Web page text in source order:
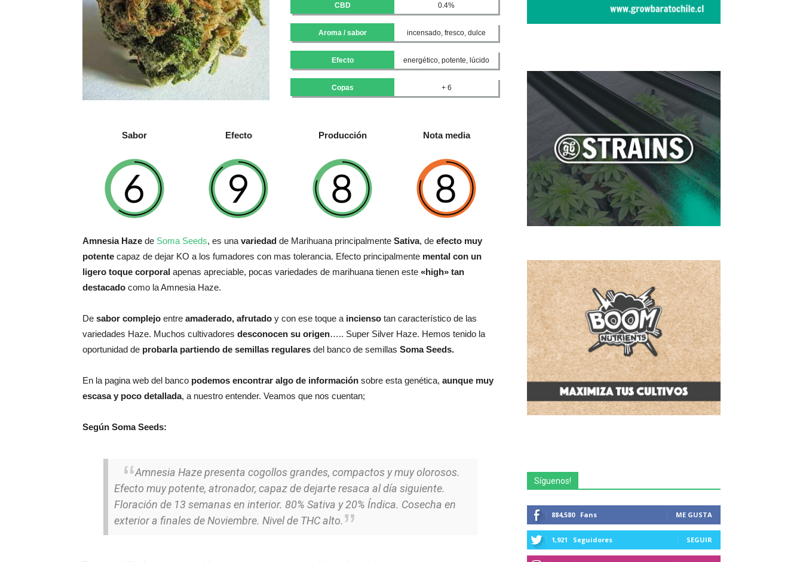
CBD 0.4%
Aroma / sabor incensado, fresco, dulce
Efecto energético, potente, lúcido
Copas + 6
Sabor Efecto Producción Nota media
Amnesia Haze de Soma Seeds, es una variedad de Marihuana principalmente Sativa, de efecto muy
potente capaz de dejar KO a los fumadores con mas tolerancia. Efecto principalmente mental con un
ligero toque corporal apenas apreciable, pocas variedades de marihuana tienen este «high» tan
destacado como la Amnesia Haze.
De sabor complejo entre amaderado, afrutado y con ese toque a incienso tan característico de las
variedades Haze. Muchos cultivadores desconocen su origen….. Super Silver Haze. Hemos tenido la
oportunidad de probarla partiendo de semillas regulares del banco de semillas Soma Seeds.
En la pagina web del banco podemos encontrar algo de información sobre esta genética, aunque muy
escasa y poco detallada, a nuestro entender. Veamos que nos cuentan;
Según Soma Seeds:
Amnesia Haze presenta cogollos grandes, compactos y muy olorosos.
Efecto muy potente, atronador, capaz de dejarte resaca al día siguiente.
Floración de 13 semanas en interior. 80% Sativa y 20% Índica. Cosecha en
exterior a finales de Noviembre. Nivel de THC alto.
Síguenos!
884,580 Fans ME GUSTA
1,921 Seguidores SEGUIR